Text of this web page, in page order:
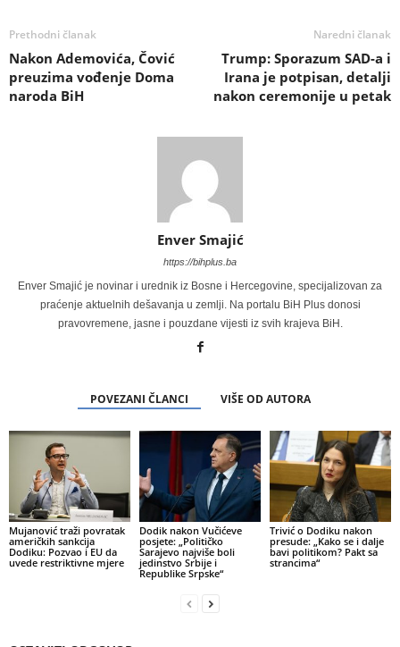
Prethodni članak
Nakon Ademovića, Čović
preuzima vođenje Doma
naroda BiH
Naredni članak
Trump: Sporazum SAD-a i
Irana je potpisan, detalji
nakon ceremonije u petak
Enver Smajić
https://bihplus.ba
Enver Smajić je novinar i urednik iz Bosne i Hercegovine, specijalizovan za
praćenje aktuelnih dešavanja u zemlji. Na portalu BiH Plus donosi
pravovremene, jasne i pouzdane vijesti iz svih krajeva BiH.
POVEZANI ČLANCI VIŠE OD AUTORA
Mujanović traži povratak
američkih sankcija
Dodiku: Pozvao i EU da
uvede restriktivne mjere
Dodik nakon Vučićeve
posjete: „Političko
Sarajevo najviše boli
jedinstvo Srbije i
Republike Srpske“
Trivić o Dodiku nakon
presude: „Kako se i dalje
bavi politikom? Pakt sa
strancima“